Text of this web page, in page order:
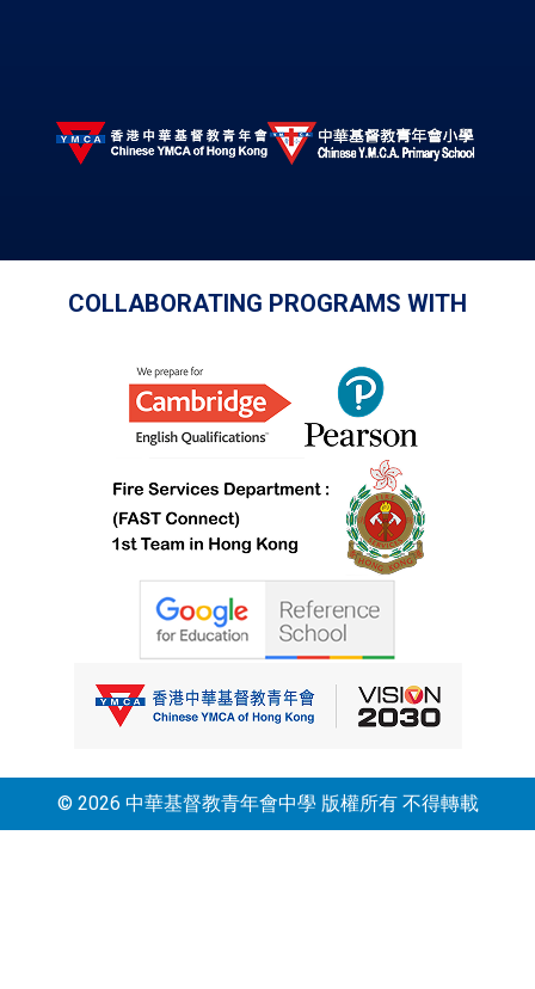
COLLABORATING PROGRAMS WITH
© 2026 中華基督教青年會中學 版權所有 不得轉載